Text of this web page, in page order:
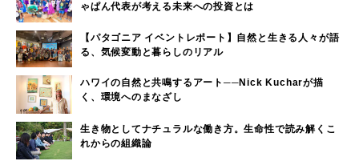
ゃぱん代表が考える未来への投資とは
【パタゴニア イベントレポート】自然と生きる人々が語
る、気候変動と暮らしのリアル
ハワイの自然と共鳴するアート──Nick Kucharが描
く、環境へのまなざし
生き物としてナチュラルな働き方。生命性で読み解くこ
れからの組織論